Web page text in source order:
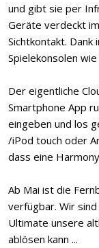
und gibt sie per
Geräte verdeckt
Sichtkontakt.
Spielekonsolen
Der eigentliche
Smartphone App
eingeben und los
/iPod touch oder
dass eine
Ab Mai ist die
verfügbar. Wir
Ultimate unsere
ablösen kann ...